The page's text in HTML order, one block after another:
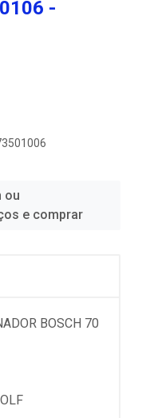
-
ou
e comprar
BOSCH 70